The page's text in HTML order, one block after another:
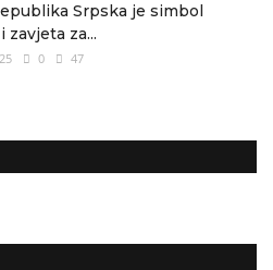
Srpska je simbol
zavjeta za...
0 47